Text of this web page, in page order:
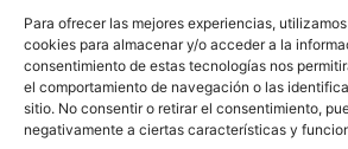
Para ofrecer las mejores experiencias,
cookies para almacenar y/o acceder a la
consentimiento de estas tecnologías nos
el comportamiento de navegación o las
sitio. No consentir o retirar el consentimiento,
negativamente a ciertas características y